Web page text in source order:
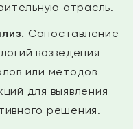
отрасль.
Сопоставление
возведения
или методов
для выявления
решения.